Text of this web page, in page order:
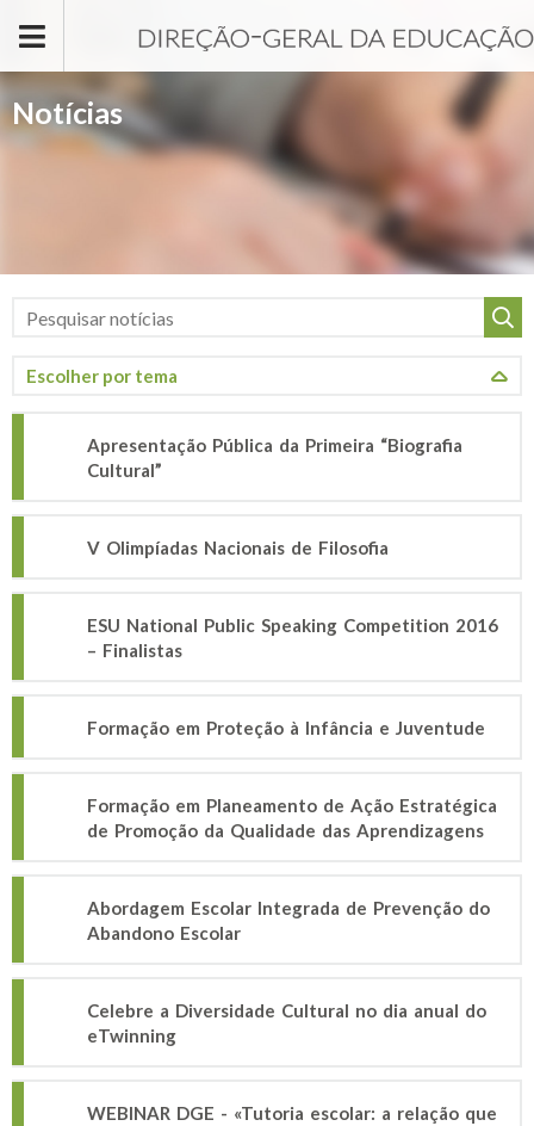
Notícias
Apresentação Pública da Primeira “Biografia
Cultural”
V Olimpíadas Nacionais de Filosofia
ESU National Public Speaking Competition 2016
– Finalistas
Formação em Proteção à Infância e Juventude
Formação em Planeamento de Ação Estratégica
de Promoção da Qualidade das Aprendizagens
Abordagem Escolar Integrada de Prevenção do
Abandono Escolar
Celebre a Diversidade Cultural no dia anual do
eTwinning
WEBINAR DGE - «Tutoria escolar: a relação que